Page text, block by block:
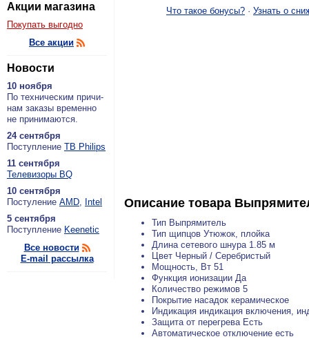
Акции магазина
Покупать выгодно
Все акции
Новости
10 ноября
По тех­ни­че­ским при­чи­
нам за­ка­зы вре­мен­но
не при­ни­ма­ют­ся.
24 сентября
По­ступ­ле­ние ТВ Philips
11 сентября
Теле­ви­зо­ры BQ
10 сентября
По­сту­ле­ние AMD, Intel
5 сентября
По­ступ­ле­ние Keenetic
Все новости
E-mail рассылка
Что такое бонусы? · Узнать о
Описание товара
Тип Выпрямитель
Тип щипцов Утюжок, плойка
Длина сетевого шнура 1.85 м
Цвет Черный / Серебристый
Мощность, Вт 51
Функция ионизации Да
Количество режимов 5
Покрытие насадок керамическое
Индикация индикация включения,
Защита от перегрева Есть
Автоматическое отключение есть